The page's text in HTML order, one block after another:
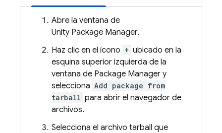
Abre la ventana de
Unity Package Manager.
Haz clic en el ícono + ubicado en la
esquina superior izquierda de la
ventana de Package Manager y
selecciona Add package from
tarball para abrir el navegador de
archivos.
Selecciona el archivo tarball que